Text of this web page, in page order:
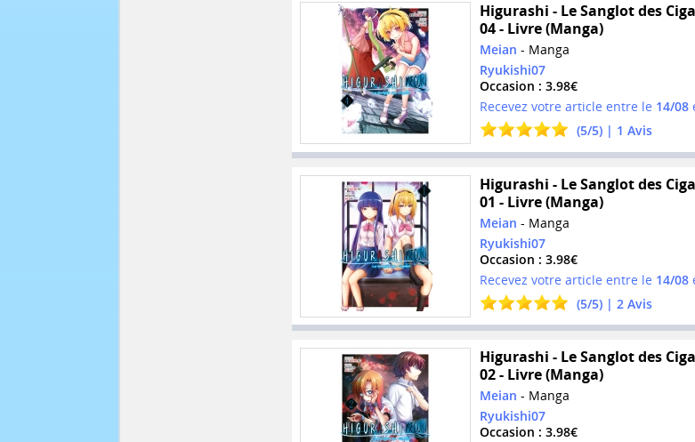
Higurashi - Le Sanglot des
04 - Livre (Manga)
Meian - Manga
Ryukishi07
Occasion : 3.98€
Recevez votre article entre le 14/08
(5/5) | 1 Avis
Higurashi - Le Sanglot des
01 - Livre (Manga)
Meian - Manga
Ryukishi07
Occasion : 3.98€
Recevez votre article entre le 14/08
(5/5) | 2Avis
Higurashi - Le Sanglot des
02 - Livre (Manga)
Meian - Manga
Ryukishi07
Occasion : 3.98€